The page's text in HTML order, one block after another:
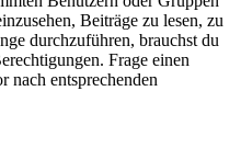
Beiträge zu lesen, zu
durchzuführen, brauchst du
Frage einen
nach entsprechenden